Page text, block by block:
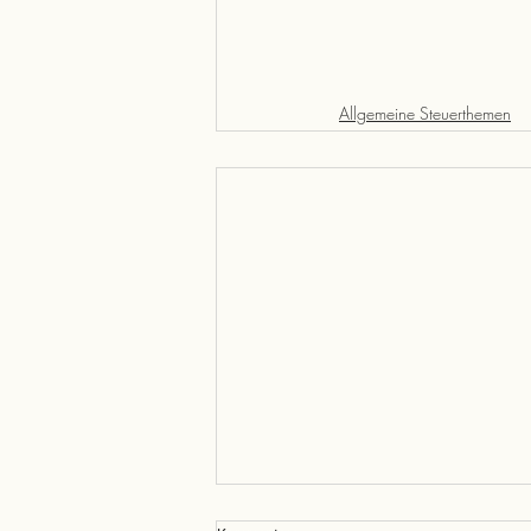
Allgemeine Steuerthemen